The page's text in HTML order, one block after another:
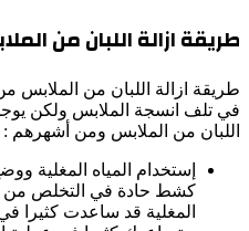
طريقة ازالة اللبان من
طريقة ازالة اللبان من الملابس
في تلف انسجة الملابس ولكن
اللبان من الملابس ومن أشهرهم :
إستخدام المياه المغلية
كشط حادة في التخلص من
المغلية قد ساعدت كثيرا في